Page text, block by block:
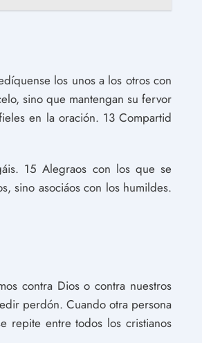
los unos a los otros con
sino que mantengan su fervor
en la oración. 13 Compartid
15 Alegraos con los que se
sino asociáos con los humildes.
contra Dios o contra nuestros
perdón. Cuando otra persona
repite entre todos los cristianos